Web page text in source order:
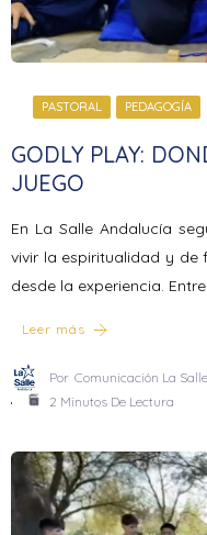
PASTORAL PEDAGOGÍA
GODLY PLAY:
JUEGO
En La Salle Andalucía
vivir la espiritualidad y de
desde la experiencia.
Leer más
Por Comunicación La
2 Minutos De Lectura